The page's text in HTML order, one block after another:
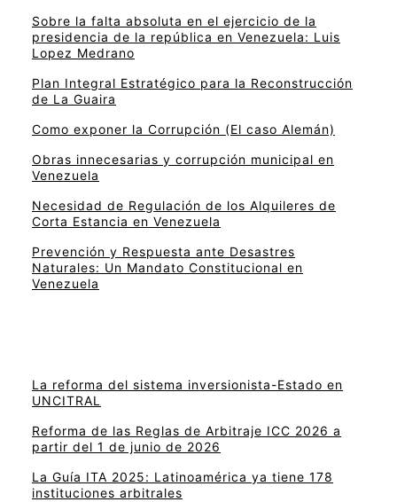
Sobre la falta absoluta en el ejercicio de la
presidencia de la república en Venezuela: Luis
Lopez Medrano
Plan Integral Estratégico para la Reconstrucción
de La Guaira
Como exponer la Corrupción (El caso Alemán)
Obras innecesarias y corrupción municipal en
Venezuela
Necesidad de Regulación de los Alquileres de
Corta Estancia en Venezuela
Prevención y Respuesta ante Desastres
Naturales: Un Mandato Constitucional en
Venezuela
La reforma del sistema inversionista-Estado en
UNCITRAL
Reforma de las Reglas de Arbitraje ICC 2026 a
partir del 1 de junio de 2026
La Guía ITA 2025: Latinoamérica ya tiene 178
instituciones arbitrales